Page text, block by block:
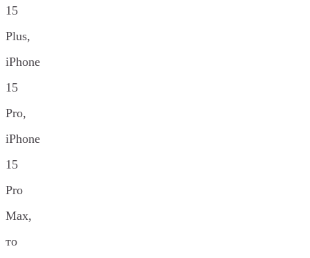
15
Plus,
iPhone
15
Pro,
iPhone
15
Pro
Max,
то